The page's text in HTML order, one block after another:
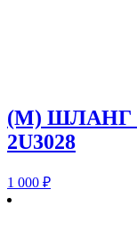
(M) ШЛАНГ
2U3028
1 000 ₽